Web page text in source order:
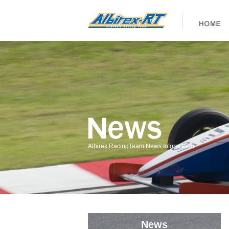
Albirex RacingTeam News Information
News